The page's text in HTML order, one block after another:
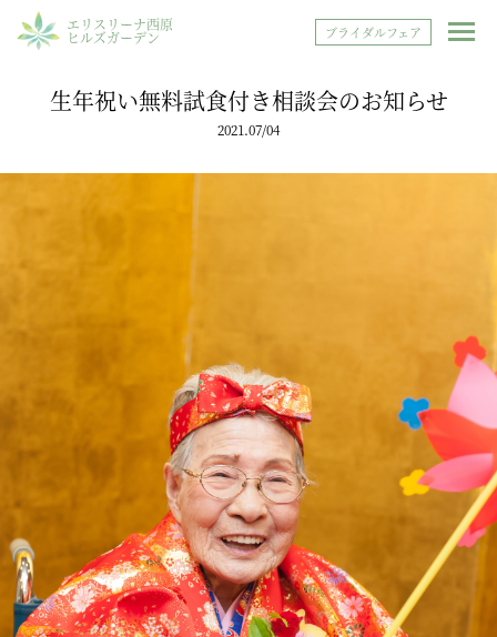
エリスリーナ西原
ヒルズガーデン ブライダルフェア
生年祝い無料試食付き相談会のお知らせ
2021.07/04